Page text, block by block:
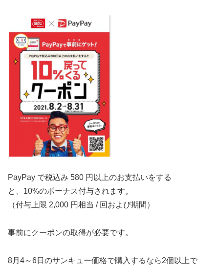
PayPay で税込み 580 円以上のお支払いをする
と、 10%のボーナス付与されます。
（付与上限 2,000 円相当 / 回 および期間 ）
事前にクーポンの取得が必要です。
8月4～6日のサンキュー価格で購入するなら2個以上で